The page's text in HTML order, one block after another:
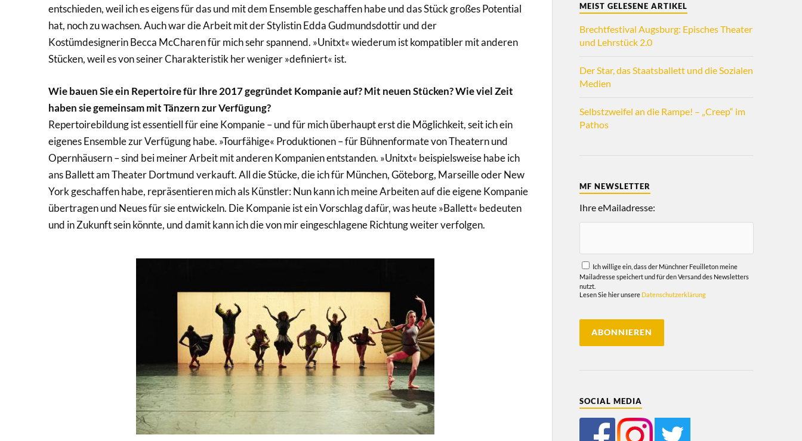
entschieden, weil ich es eigens für das und mit dem Ensemble geschaffen habe und das Stück großes Potential
hat, noch zu wachsen. Auch war die Arbeit mit der Stylistin Edda Gudmundsdottir und der
Kostümdesignerin Becca McCharen für mich sehr spannend. »Unitxt« wiederum ist kompatibler mit anderen
Stücken, weil es von seiner Charakteristik her weniger »definiert« ist.
Wie bauen Sie ein Repertoire für Ihre 2017 gegründet Kompanie auf? Mit neuen Stücken? Wie viel Zeit
haben sie gemeinsam mit Tänzern zur Verfügung?
Repertoirebildung ist essentiell für eine Kompanie – und für mich überhaupt erst die Möglichkeit, seit ich ein
eigenes Ensemble zur Verfügung habe. »Tourfähige« Produktionen – für Bühnenformate von Theatern und
Opernhäusern – sind bei meiner Arbeit mit anderen Kompanien entstanden. »Unitxt« beispielsweise habe ich
ans Ballett am Theater Dortmund verkauft. All die Stücke, die ich für München, Göteborg, Marseille oder New
York geschaffen habe, repräsentieren mich als Künstler: Nun kann ich meine Arbeiten auf die eigene Kompanie
übertragen und Neues für sie entwickeln. Die Kompanie ist ein Vorschlag dafür, was heute »Ballett« bedeuten
und in Zukunft sein könnte, und damit kann ich die von mir eingeschlagene Richtung weiter verfolgen.
MEIST GELESENE ARTIKEL
Brechtfestival Augsburg: Episches Theater
und Lehrstück 2.0
Der Star, das Staatsballett und die Sozialen
Medien
Selbstzweifel an die Rampe! – „Creep“ im
Pathos
MF NEWSLETTER
Ihre eMailadresse:
Ich willige ein, dass der Münchner Feuilleton meine
Mailadresse speichert und für den Versand des Newsletters
nutzt.
Lesen Sie hier unsere Datenschutzerklärung
SOCIAL MEDIA